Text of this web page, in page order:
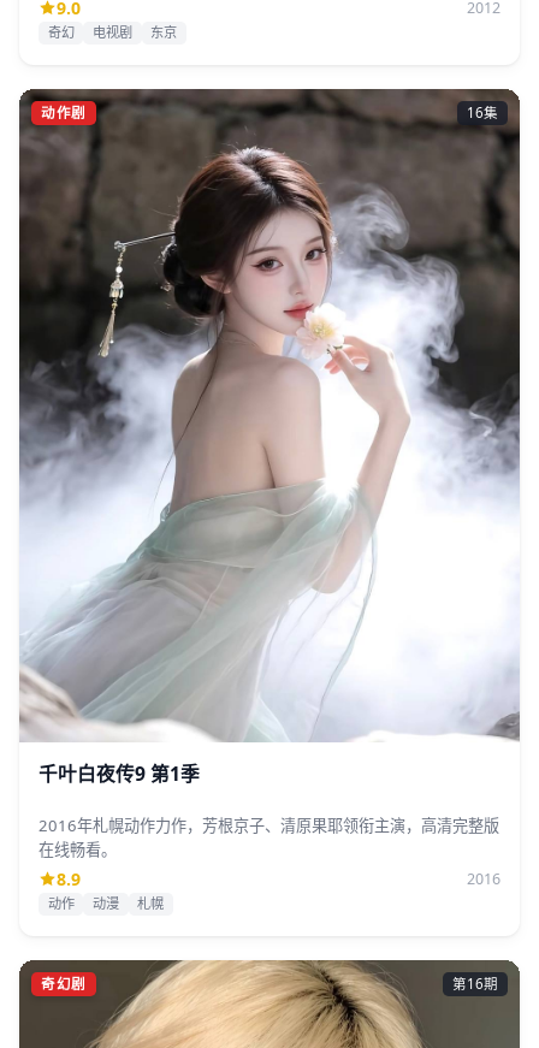
9.0 2012
奇幻 电视剧 东京
动作剧 16集
千叶白夜传9 第1季
2016年札幌动作力作，芳根京子、清原果耶领衔主演，高清完整版
在线畅看。
8.9 2016
动作 动漫 札幌
奇幻剧 第16期